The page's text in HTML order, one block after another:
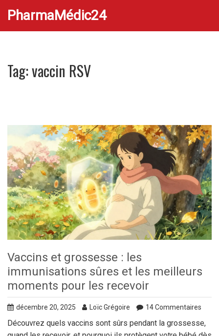
PharmaMédic24
Tag: vaccin RSV
Vaccins et grossesse : les
immunisations sûres et les meilleurs
moments pour les recevoir
décembre 20, 2025 Loïc Grégoire 14 Commentaires
Découvrez quels vaccins sont sûrs pendant la grossesse,